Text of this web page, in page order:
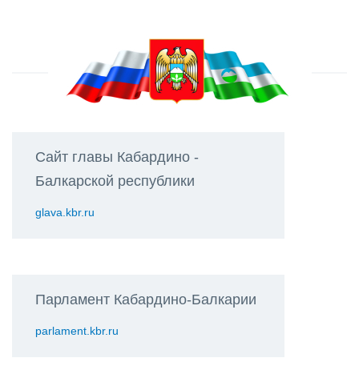
Сайт главы Кабардино -
Балкарской республики
glava.kbr.ru
Парламент Кабардино-Балкарии
parlament.kbr.ru